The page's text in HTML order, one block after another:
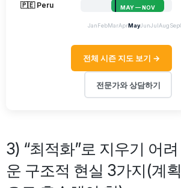
🇵🇪 Peru MAY — NOV
Jan FebMarAprMayJunJul AugSep
전체 시즌 지도 보기 →
전문가와 상담하기
3) “최적화”로 지우기 어려
운 구조적 현실 3가지(계획